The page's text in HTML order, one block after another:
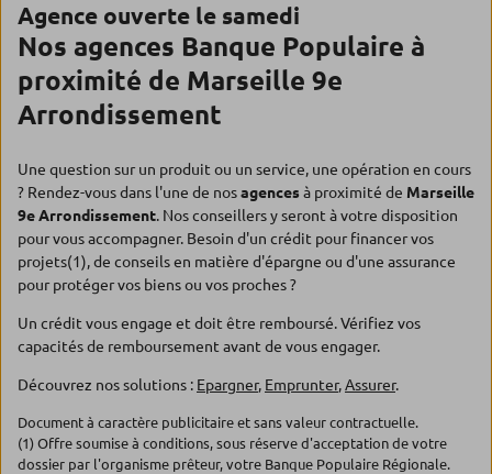
Agence ouverte le samedi
Nos agences Banque Populaire à
proximité de Marseille 9e
Arrondissement
Une question sur un produit ou un service, une opération en cours
? Rendez-vous dans l'une de nosagencesà proximité de Marseille
9e Arrondissement. Nos conseillers y seront à votre disposition
pour vous accompagner. Besoin d'un crédit pour financer vos
projets(1), de conseils en matière d'épargne ou d'une assurance
pour protéger vos biens ou vos proches ?
Un crédit vous engage et doit être remboursé. Vérifiez vos
capacités de remboursement avant de vous engager.
Découvrez nos solutions : Epargner, Emprunter,Assurer.
Document à caractère publicitaire et sans valeur contractuelle.
(1) Offre soumise à conditions, sous réserve d'acceptation de votre
dossier par l'organisme prêteur, votre Banque Populaire Régionale.